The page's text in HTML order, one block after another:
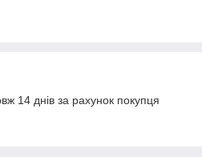
14 днів за рахунок покупця